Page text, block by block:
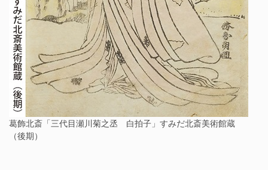
葛飾北斎「三代目瀬川菊之丞 白拍子」すみだ北斎美術館蔵
（後期）